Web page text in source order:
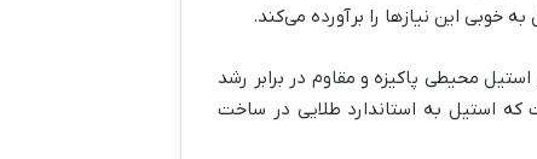
خوبی این نیازها را برآورده می‌کند.
محیطی پاکیزه و مقاوم در برابر رشد
استیل به استاندارد طلایی در ساخت